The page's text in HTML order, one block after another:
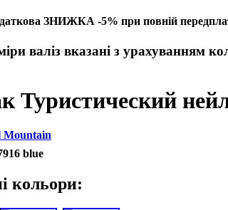
ЗНИЖКА -5% при повній
валіз вказані з урахуванням
Туристический
Mountain
blue
кольори: